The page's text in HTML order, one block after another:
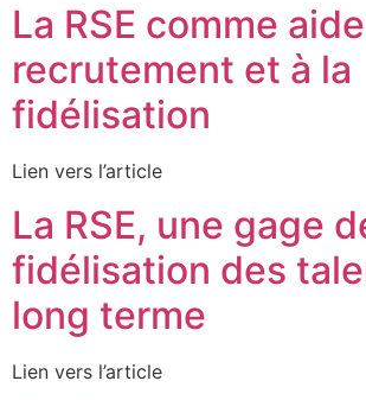
La RSE comme
recrutement et à la
fidélisation
Lien vers l’article
La RSE, une gage
fidélisation des
long terme
Lien vers l’article